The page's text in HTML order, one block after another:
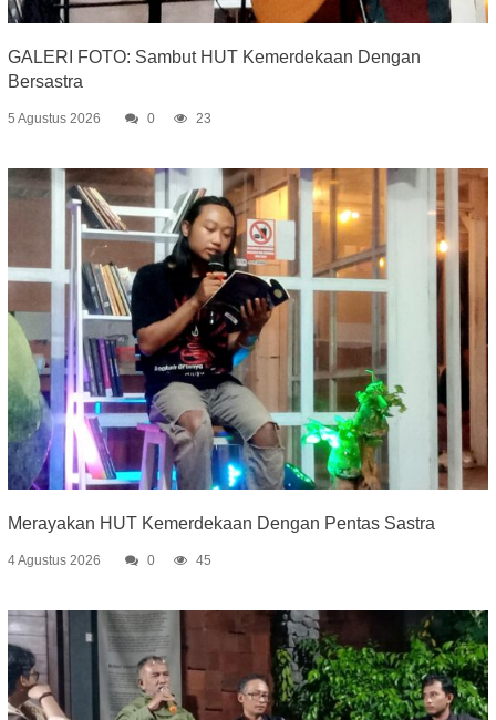
GALERI FOTO: Sambut HUT Kemerdekaan Dengan
Bersastra
5 Agustus 2026 0 23
Merayakan HUT Kemerdekaan Dengan Pentas Sastra
4 Agustus 2026 0 45